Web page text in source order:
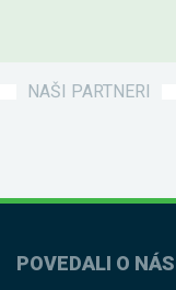
NAŠI PARTNERI
POVEDALI O NÁS